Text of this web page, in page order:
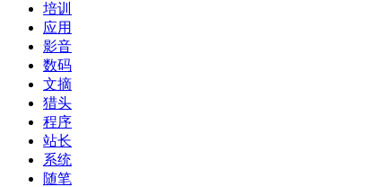
培训
应用
影音
数码
文摘
猎头
程序
站长
系统
随笔